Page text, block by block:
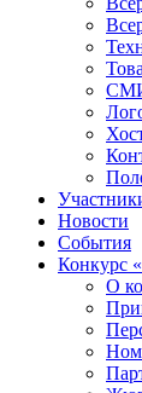
СМИ
Новости
События
Конкурс
О